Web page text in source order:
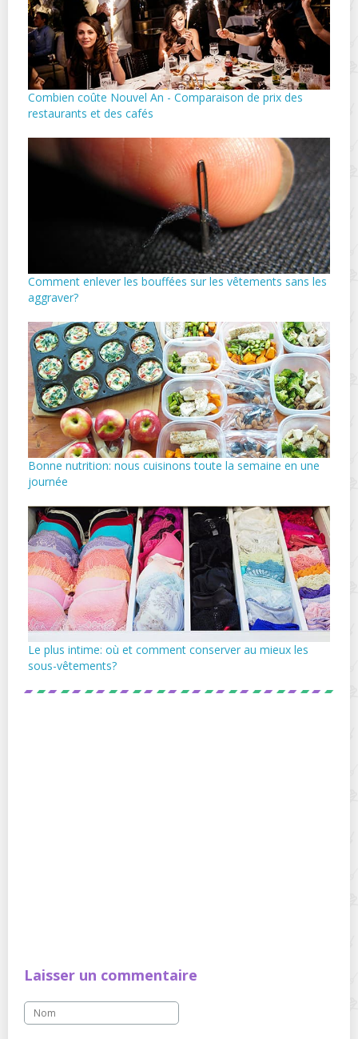
Combien coûte Nouvel An - Comparaison de prix des
restaurants et des cafés
Comment enlever les bouffées sur les vêtements sans les
aggraver?
Bonne nutrition: nous cuisinons toute la semaine en une
journée
Le plus intime: où et comment conserver au mieux les
sous-vêtements?
Laisser un commentaire